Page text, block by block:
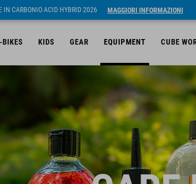
IN CARBONIO ACID HYBRID 2026 MAGGIORI INFORMAZIONI
BIKES KIDS GEAR EQUIPMENT CUBE